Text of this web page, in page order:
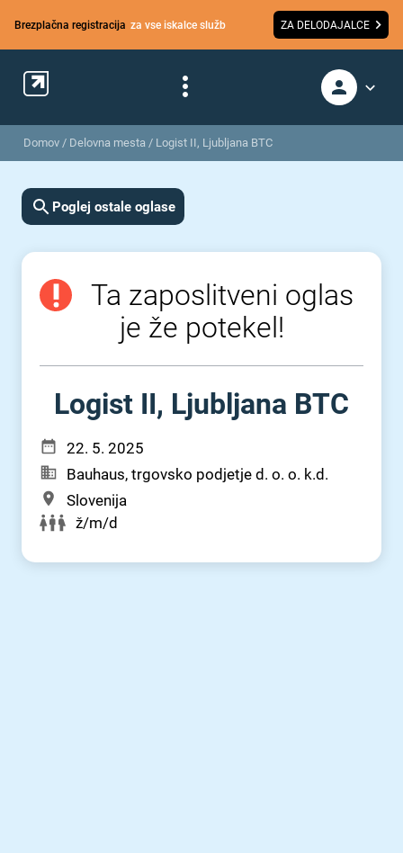
Brezplačna registracija za vse iskalce služb ZA DELODAJALCE
Domov / Delovna mesta / Logist II, Ljubljana BTC
Poglej ostale oglase
Ta zaposlitveni oglas
je že potekel!
Logist II, Ljubljana BTC
22. 5. 2025
Bauhaus, trgovsko podjetje d. o. o. k.d.
Slovenija
ž/m/d